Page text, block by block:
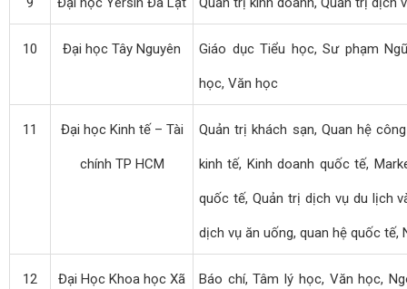
10 Đại học Tây Nguyên Giáo dục Tiểu học, Sư phạm
học, Văn học
11 Đại học Kinh tế – Tài
chính TP HCM
Quản trị khách sạn, Quan hệ
kinh tế, Kinh doanh quốc tế,
quốc tế, Quản trị dịch vụ du lịch
dịch vụ ăn uống, quan hệ quốc tế,
12 Đại Học Khoa học Xã Báo chí, Tâm lý học, Văn học,